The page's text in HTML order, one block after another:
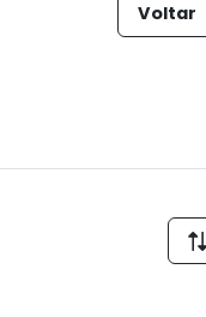
Voltar